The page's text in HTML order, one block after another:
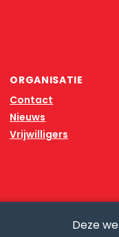
ORGANISATIE
Contact
Nieuws
Vrijwilligers
Deze